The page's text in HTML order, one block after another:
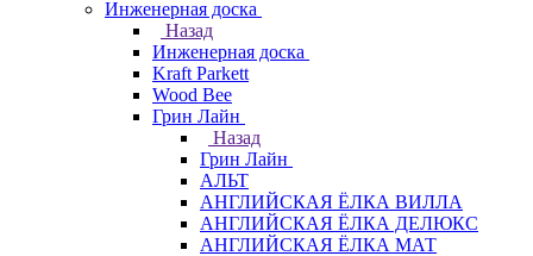
Инженерная доска
Назад
Инженерная доска
Kraft Parkett
Wood Bee
Грин Лайн
Назад
Грин Лайн
АЛЬТ
АНГЛИЙСКАЯ ЁЛКА ВИЛЛА
АНГЛИЙСКАЯ ЁЛКА ДЕЛЮКС
АНГЛИЙСКАЯ ЁЛКА МАТ